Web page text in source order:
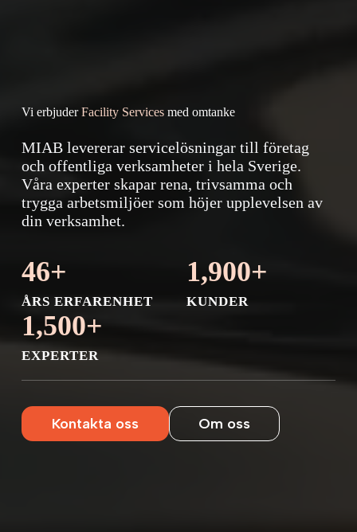
Vi erbjuderFacility Servicesmed omtanke
MIAB levererar servicelösningar till företag
och offentliga verksamheter i hela Sverige.
Våra experter skapar rena, trivsamma och
trygga arbetsmiljöer som höjer upplevelsen av
din verksamhet.
46+
ÅRS ERFARENHET
1,900+
KUNDER
1,500+
EXPERTER
Kontakta oss Om oss